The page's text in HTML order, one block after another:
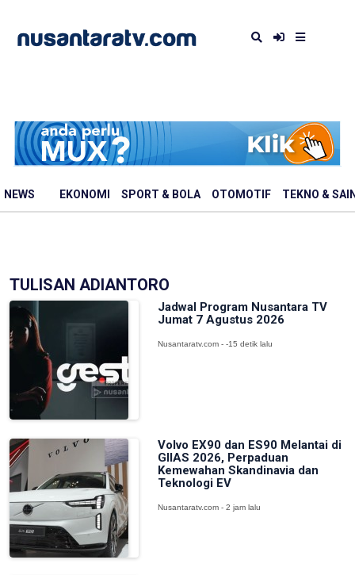
NEWS EKONOMI SPORT & BOLA OTOMOTIF TEKNO &
TULISAN ADIANTORO
Jadwal Program Nusantara TV
Jumat 7 Agustus 2026
Nusantaratv.com - -15 detik lalu
Volvo EX90 dan ES90 Melantai di
GIIAS 2026, Perpaduan
Kemewahan Skandinavia dan
Teknologi EV
Nusantaratv.com - 2 jam lalu